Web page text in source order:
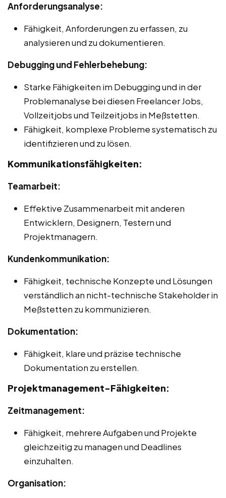
Anforderungsanalyse:
Fähigkeit, Anforderungen zu erfassen, zu
analysieren und zu dokumentieren.
Debugging und Fehlerbehebung:
Starke Fähigkeiten im Debugging und in der
Problemanalyse bei diesen Freelancer Jobs,
Vollzeitjobs und Teilzeitjobs in Meßstetten.
Fähigkeit, komplexe Probleme systematisch zu
identifizieren und zu lösen.
Kommunikationsfähigkeiten:
Teamarbeit:
Effektive Zusammenarbeit mit anderen
Entwicklern, Designern, Testern und
Projektmanagern.
Kundenkommunikation:
Fähigkeit, technische Konzepte und Lösungen
verständlich an nicht-technische Stakeholder in
Meßstetten zu kommunizieren.
Dokumentation:
Fähigkeit, klare und präzise technische
Dokumentation zu erstellen.
Projektmanagement-Fähigkeiten:
Zeitmanagement:
Fähigkeit, mehrere Aufgaben und Projekte
gleichzeitig zu managen und Deadlines
einzuhalten.
Organisation: